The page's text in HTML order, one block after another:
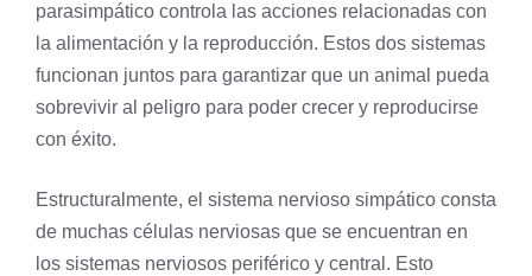
parasimpático controla las acciones relacionadas con
la alimentación y la reproducción. Estos dos sistemas
funcionan juntos para garantizar que un animal pueda
sobrevivir al peligro para poder crecer y reproducirse
con éxito.
Estructuralmente, el sistema nervioso simpático consta
de muchas células nerviosas que se encuentran en
los sistemas nerviosos periférico y central. Esto